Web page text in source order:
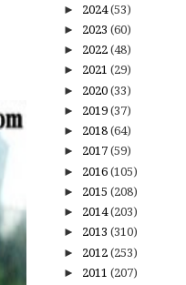
► 2024(53)
► 2023 (60)
► 2022 (48)
► 2021 (29)
► 2020 (33)
► 2019 (37)
► 2018 (64)
► 2017 (59)
► 2016 (105)
► 2015 (208)
► 2014(203)
► 2013 (310)
► 2012 (253)
► 2011 (207)